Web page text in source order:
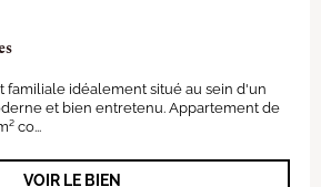
familiale idéalement situé au sein d'un
et bien entretenu. Appartement de
co...
VOIR LE BIEN